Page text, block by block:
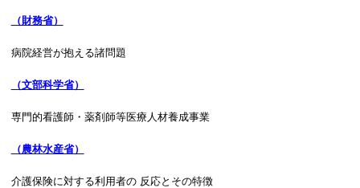
（財務省）
病院経営が抱える諸問題
（文部科学省）
専門的看護師・薬剤師等医療人材養成事業
（農林水産省）
介護保険に対する利用者の 反応とその特徴